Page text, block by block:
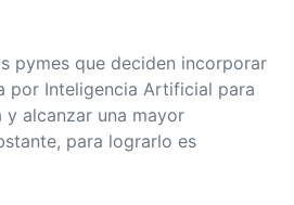
pymes que deciden incorporar
por Inteligencia Artificial para
y alcanzar una mayor
para lograrlo es